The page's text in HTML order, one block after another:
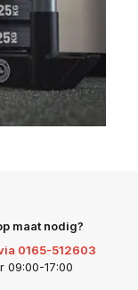
maat nodig?
0165-512603
09:00-17:00